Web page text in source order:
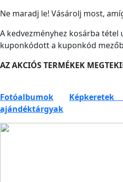
Ne maradj le! Vásárolj most,
A kedvezményhez kosárba tétel
kuponkódott a kuponkód
AZ AKCIÓS TERMÉKEK
Fotóalbumok
ajándéktárgyak